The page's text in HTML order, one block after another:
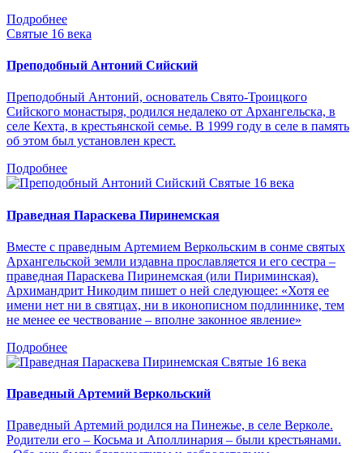
Подробнее
Святые 16 века
Преподобный Антоний Сийский
Преподобный Антоний, основатель Свято-Троицкого
Сийского монастыря, родился недалеко от Архангельска, в
селе Кехта, в крестьянской семье. В 1999 году в селе в память
об этом был установлен крест.
Подробнее
Святые 16 века
Праведная Параскева Пиринемская
Вместе с праведным Артемием Веркольским в сонме святых
Архангельской земли издавна прославляется и его сестра –
праведная Параскева Пиринемская (или Пириминская).
Архимандрит Никодим пишет о ней следующее: «Хотя ее
имени нет ни в святцах, ни в иконописном подлиннике, тем
не менее ее чествование – вполне законное явление»
Подробнее
Святые 16 века
Праведный Артемий Веркольский
Праведный Артемий родился на Пинежье, в селе Верколе.
Родители его – Косьма и Аполлинария – были крестьянами.